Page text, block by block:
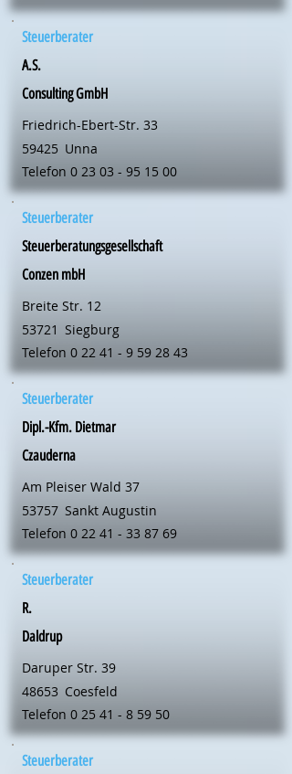
Steuerberater
A.S.
Consulting GmbH
Friedrich-Ebert-Str. 33
59425 Unna
Telefon 0 23 03 - 95 15 00
Steuerberater
Steuerberatungsgesellschaft
Conzen mbH
Breite Str. 12
53721 Siegburg
Telefon 0 22 41 - 9 59 28 43
Steuerberater
Dipl.-Kfm. Dietmar
Czauderna
Am Pleiser Wald 37
53757 Sankt Augustin
Telefon 0 22 41 - 33 87 69
Steuerberater
R.
Daldrup
Daruper Str. 39
48653 Coesfeld
Telefon 0 25 41 - 8 59 50
Steuerberater